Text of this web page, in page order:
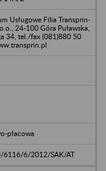
Usługowe Filia Transprin-
24-100 Góra Puławska,
34, tel./fax (081)880 50
płacowa
6116/6/2012/SAK/AT